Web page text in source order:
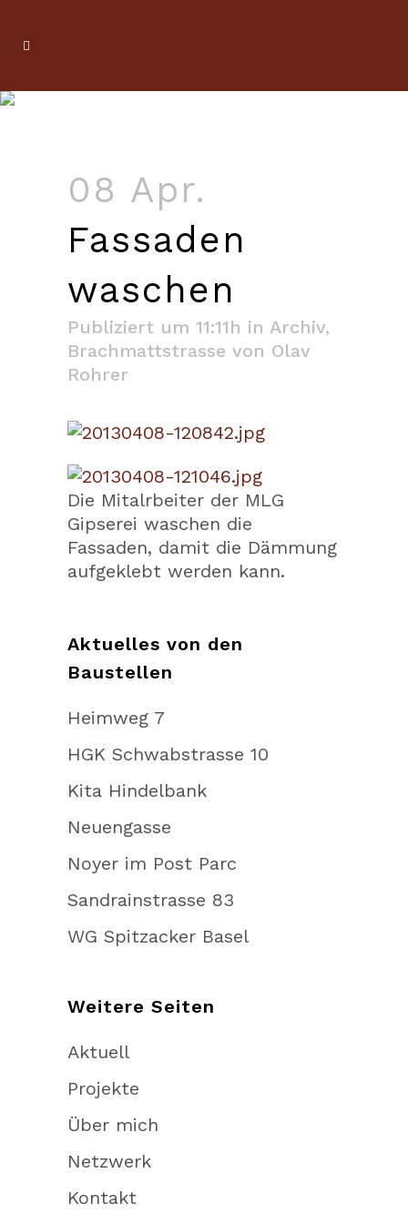
08 Apr.
Fassaden
waschen
Publiziert um 11:11h in Archiv,
Brachmattstrasse von Olav
Rohrer
Die Mitalrbeiter der MLG
Gipserei waschen die
Fassaden, damit die Dämmung
aufgeklebt werden kann.
Aktuelles von den
Baustellen
Heimweg 7
HGK Schwabstrasse 10
Kita Hindelbank
Neuengasse
Noyer im Post Parc
Sandrainstrasse 83
WG Spitzacker Basel
Weitere Seiten
Aktuell
Projekte
Über mich
Netzwerk
Kontakt